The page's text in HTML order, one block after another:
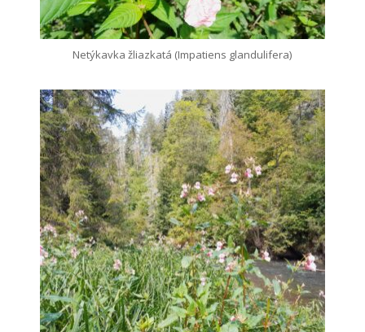
Netýkavka žliazkatá (Impatiens glandulifera)